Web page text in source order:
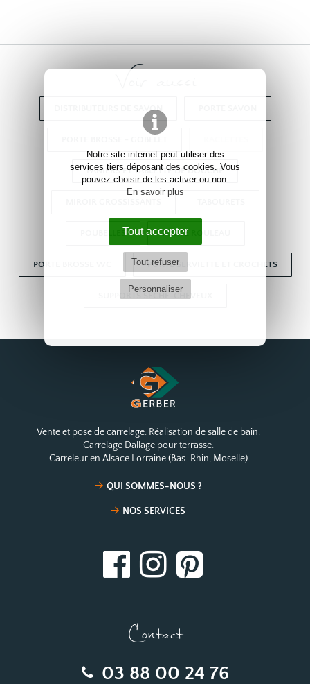
Notre site internet peut utiliser des
services tiers déposant des cookies. Vous
pouvez choisir de les activer ou non.
En savoir plus
Tout accepter
Tout refuser
Personnaliser
DISTRIBUTEURS DE SAVON
PANIERS ET TABLETTE DE DOUCHE
PORTE ROULEAU
PORTE BROSSE WC PORTE SERVIETTE ET CROCHETS
SUPPORTS SÈCHE-CHEVEUX
Vente et pose de carrelage. Réalisation de salle de bain.
Carrelage Dallage pour terrasse.
Carreleur en Alsace Lorraine (Bas-Rhin, Moselle)
QUI SOMMES-NOUS ?
NOS SERVICES
Contact
03 88 00 24 76